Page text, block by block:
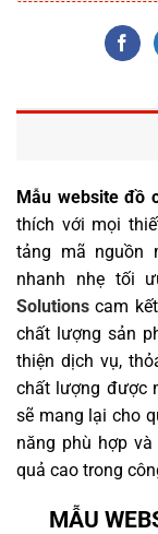
Mẫu website đồ
thích với mọi
tảng mã nguồn
nhanh nhẹ tối
Solutions cam
chất lượng sản
thiện dịch vụ,
chất lượng được
sẽ mang lại cho
năng phù hợp
quả cao trong
MẪU